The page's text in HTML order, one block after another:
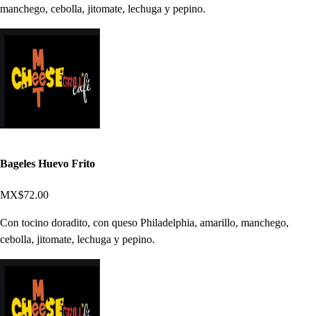
manchego, cebolla, jitomate, lechuga y pepino.
Bageles Huevo Frito
MX$72.00
Con tocino doradito, con queso Philadelphia, amarillo, manchego,
cebolla, jitomate, lechuga y pepino.